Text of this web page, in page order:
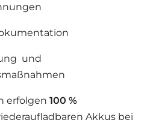
und
erfolgen 100 %
Akkus bei